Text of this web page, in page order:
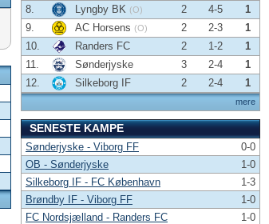
mere
8.
Lyngby BK (O) 2 4-5
1
9.
AC Horsens (O) 2 2-3
1
10.
Randers FC 2 1-2
1
11.
Sønderjyske 3 2-4
1
12.
Silkeborg IF 2 2-4 1
SENESTE KAMPE
Sønderjyske - Viborg FF
0-0
OB - Sønderjyske
1-0
Silkeborg IF - FC København
1-3
Brøndby IF - Viborg FF
1-0
FC Nordsjælland - Randers FC
1-0